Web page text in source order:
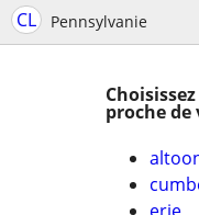
CL Pennsylvanie
proche de
erie